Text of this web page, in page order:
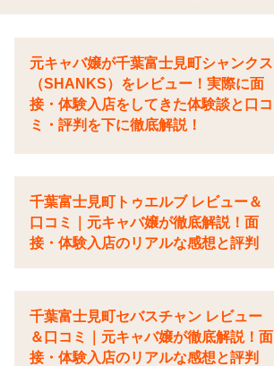
元キャバ嬢が千葉富士見町シャンクス
（SHANKS）をレビュー！実際に面
接・体験入店をしてきた体験談と口コ
ミ・評判を下に徹底解説！
千葉富士見町トゥエルブ レビュー＆
口コミ｜元キャバ嬢が徹底解説！面
接・体験入店のリアルな感想と評判
千葉富士見町セバスチャン レビュー
＆口コミ｜元キャバ嬢が徹底解説！面
接・体験入店のリアルな感想と評判